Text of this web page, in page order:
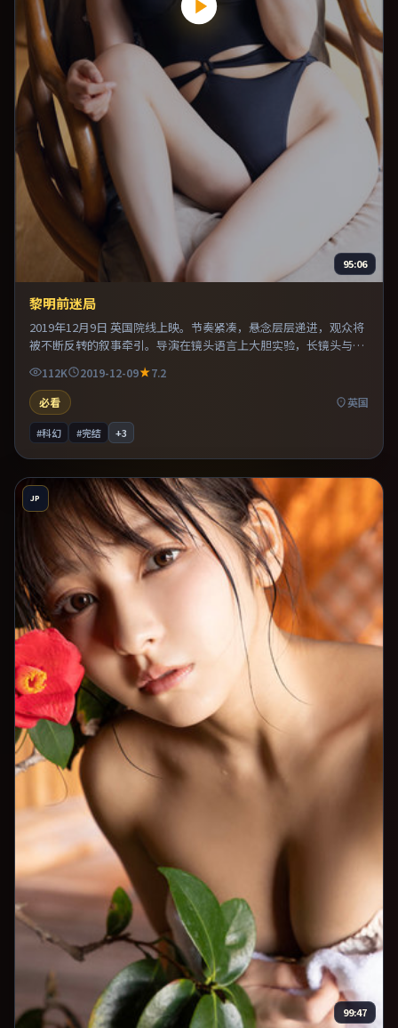
95:06
黎明前迷局
2019年12月9日 英国院线上映。节奏紧凑，悬念层层递进，观众将
被不断反转的叙事牵引。导演在镜头语言上大胆实验，长镜头与特
写交替强化压迫感。片尾留白意味深长，值得二刷细品台词与构
图。
112K 2019-12-09
7.2
必看
英国
#科幻 #完结 +3
JP
99:47